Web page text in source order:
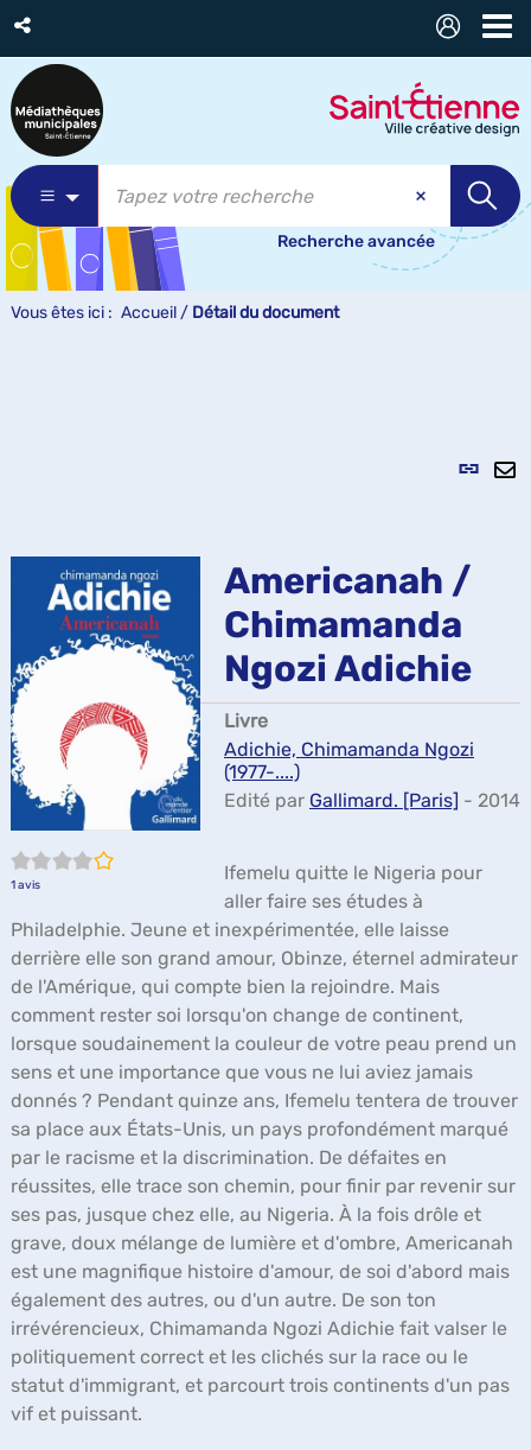
Recherche avancée
Vous êtes ici : Accueil / Détail du document
Lien
4/5
1avis
Americanah /
Chimamanda
Ngozi Adichie
Livre
Adichie, Chimamanda Ngozi
(1977-....)
Edité par Gallimard. [Paris] - 2014
Ifemelu quitte le Nigeria pour
aller faire ses études à
Philadelphie. Jeune et inexpérimentée, elle laisse
derrière elle son grand amour, Obinze, éternel admirateur
de l'Amérique, qui compte bien la rejoindre. Mais
comment rester soi lorsqu'on change de continent,
lorsque soudainement la couleur de votre peau prend un
sens et une importance que vous ne lui aviez jamais
donnés ? Pendant quinze ans, Ifemelu tentera de trouver
sa place aux États-Unis, un pays profondément marqué
par le racisme et la discrimination. De défaites en
réussites, elle trace son chemin, pour finir par revenir sur
ses pas, jusque chez elle, au Nigeria. À la fois drôle et
grave, doux mélange de lumière et d'ombre, Americanah
est une magnifique histoire d'amour, de soi d'abord mais
également des autres, ou d'un autre. De son ton
irrévérencieux, Chimamanda Ngozi Adichie fait valser le
politiquement correct et les clichés sur la race ou le
statut d'immigrant, et parcourt trois continents d'un pas
vif et puissant.